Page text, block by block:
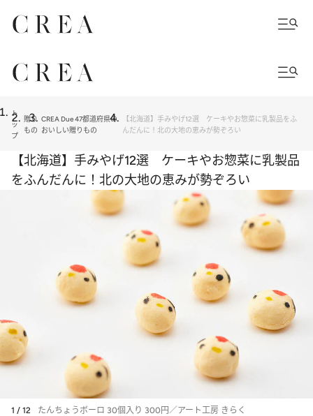
ト
ッ
プ
贈り
もの
CREA Due 47都道府県の
おいしい贈りもの
【北海道】手みやげ12選 ケーキやお惣菜に乳製品をふ
んだんに！北の大地の恵みが勢ぞろい
【北海道】手みやげ12選 ケーキやお惣菜に乳製品
をふんだんに！北の大地の恵みが勢ぞろい
1 / 12 たんちょうボーロ 30個入り 300円／アート工房 きらく